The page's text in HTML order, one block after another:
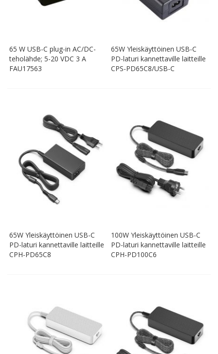
65 W USB-C plug-in AC/DC-
teholähde; 5-20 VDC 3 A
FAU17563
65W Yleiskäyttöinen USB-C
PD-laturi kannettaville laitteille
CPS-PD65C8/USB-C
65W Yleiskäyttöinen USB-C
PD-laturi kannettaville laitteille
CPH-PD65C8
100W Yleiskäyttöinen USB-C
PD-laturi kannettaville laitteille
CPH-PD100C6